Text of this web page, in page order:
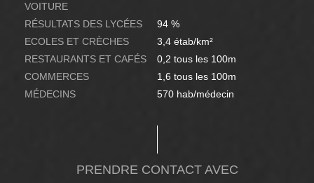
VOITURE
RÉSULTATS DES LYCÉES
94 %
ECOLES ET CRÈCHES
3,4 étab/km²
RESTAURANTS ET CAFÉS
0,2 tous les 100m
COMMERCES
1,6 tous les 100m
MÉDECINS
570 hab/médecin
PRENDRE CONTACT AVEC